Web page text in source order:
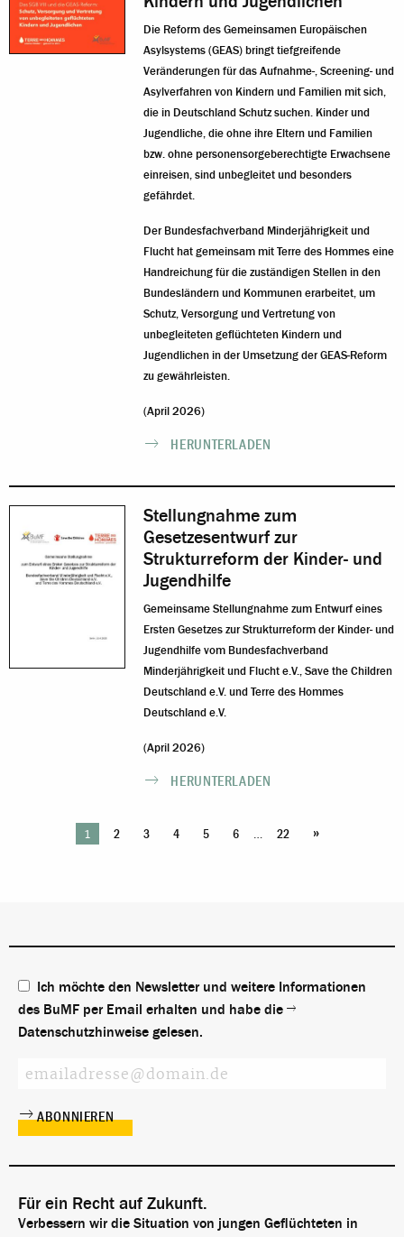
Die Reform des Gemeinsamen Europäischen
Asylsystems (GEAS) bringt tiefgreifende
Veränderungen für das Aufnahme-, Screening- und
Asylverfahren von Kindern und Familien mit sich,
die in Deutschland Schutz suchen. Kinder und
Jugendliche, die ohne ihre Eltern und Familien
bzw. ohne personensorgeberechtigte Erwachsene
einreisen, sind unbegleitet und besonders
gefährdet.
Der Bundesfachverband Minderjährigkeit und
Flucht hat gemeinsam mit Terre des Hommes eine
Handreichung für die zuständigen Stellen in den
Bundesländern und Kommunen erarbeitet, um
Schutz, Versorgung und Vertretung von
unbegleiteten geflüchteten Kindern und
Jugendlichen in der Umsetzung der GEAS-Reform
zu gewährleisten.
(April 2026)
HERUNTERLADEN
Stellungnahme zum
Gesetzesentwurf zur
Strukturreform der Kinder- und
Jugendhilfe
Gemeinsame Stellungnahme zum Entwurf eines
Ersten Gesetzes zur Strukturreform der Kinder- und
Jugendhilfe vom Bundesfachverband
Minderjährigkeit und Flucht e.V., Save the Children
Deutschland e.V. und Terre des Hommes
Deutschland e.V.
(April 2026)
HERUNTERLADEN
1 2 3 4 5 6 22 »
Ich möchte den Newsletter und weitere Informationen
des BuMF per Email erhalten und habe die
Datenschutzhinweise gelesen.
Für ein Recht auf Zukunft.
Verbessern wir die Situation von jungen Geflüchteten in